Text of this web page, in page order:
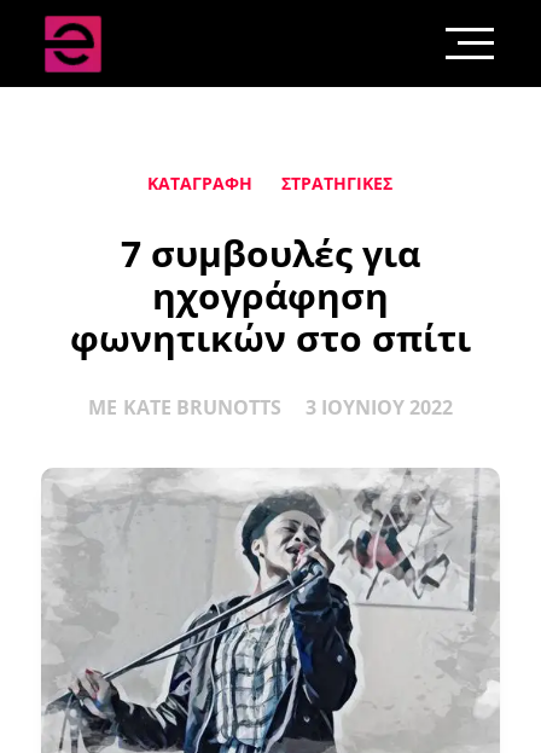
ΚΑΤΑΓΡΑΦΉ ΣΤΡΑΤΗΓΙΚΈΣ
7 συμβουλές για
ηχογράφηση
φωνητικών στο σπίτι
ΜΕ KATE BRUNOTTS 3 ΙΟΥΝΊΟΥ 2022